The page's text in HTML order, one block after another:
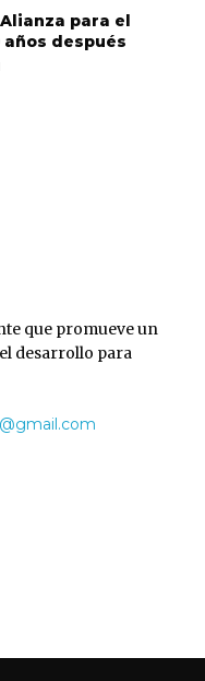
para el
después
que promueve un
desarrollo para